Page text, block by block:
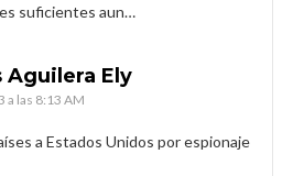
suficientes aun…
Aguilera Ely
a las 8:13 AM
a Estados Unidos por espionaje